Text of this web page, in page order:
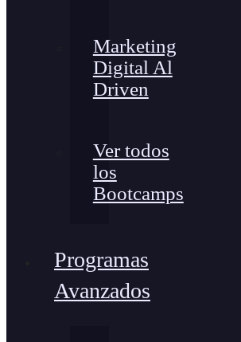
Marketing
Digital Al
Driven
Ver todos
los
Bootcamps
Programas
Avanzados